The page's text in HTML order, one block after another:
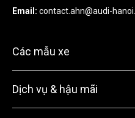
Email: contact.ahn@audi-
Các mẫu xe
Dịch vụ & hậu mãi